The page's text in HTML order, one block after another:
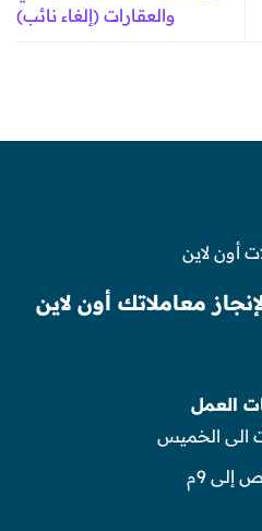
والعقارات (إلغاء نائب)
أون لاين
معاملاتك أون لاين
العمل
الى الخميس